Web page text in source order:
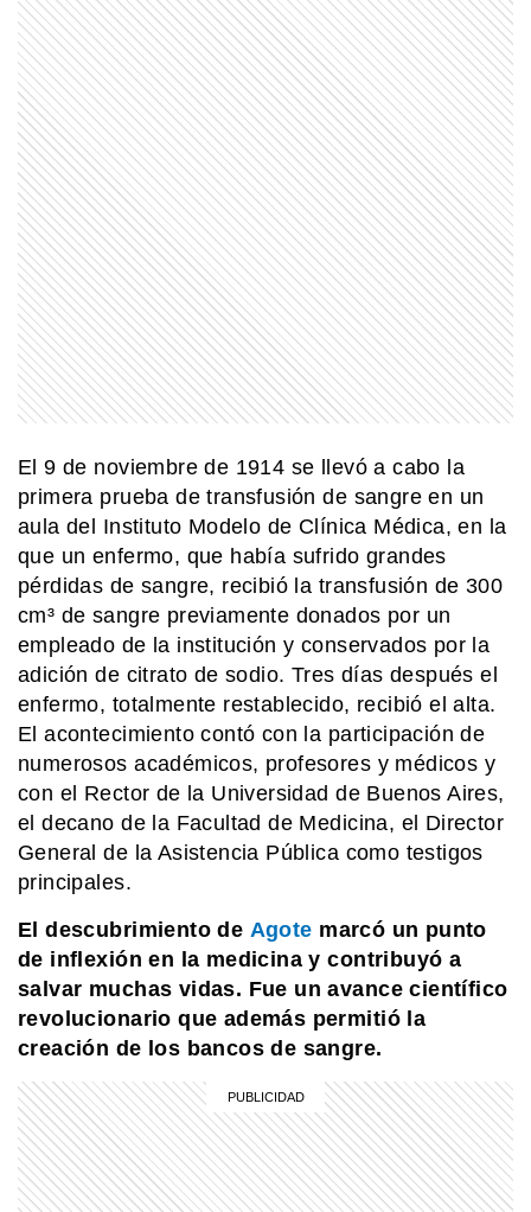
El 9 de noviembre de 1914 se llevó a cabo la
primera prueba de transfusión de sangre en un
aula del Instituto Modelo de Clínica Médica, en la
que un enfermo, que había sufrido grandes
pérdidas de sangre, recibió la transfusión de 300
cm³ de sangre previamente donados por un
empleado de la institución y conservados por la
adición de citrato de sodio. Tres días después el
enfermo, totalmente restablecido, recibió el alta.
El acontecimiento contó con la participación de
numerosos académicos, profesores y médicos y
con el Rector de la Universidad de Buenos Aires,
el decano de la Facultad de Medicina, el Director
General de la Asistencia Pública como testigos
principales.
El descubrimiento de Agote marcó un punto
de inflexión en la medicina y contribuyó a
salvar muchas vidas. Fue un avance científico
revolucionario que además permitió la
creación de los bancos de sangre.